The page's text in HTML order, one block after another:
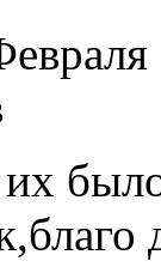
их